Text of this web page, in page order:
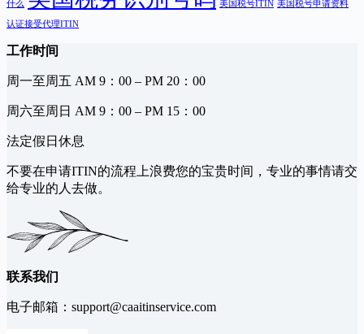
什么 美国税号ITIN 美国税号申请资料
认证接受代理ITIN
工作时间
周一至周五 AM 9：00 – PM 20：00
周六至周日 AM 9：00 – PM 15：00
法定假日休息
不要在申请ITIN的流程上浪费您的宝贵时间，专业的事情请交
给专业的人去做。
联系我们
电子邮箱： support@caaitinservice.com